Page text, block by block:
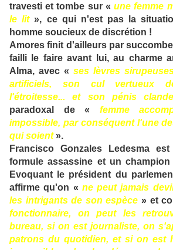
travesti et tombe sur «une femme
le lit», ce qui n'est pas la
homme soucieux de discrétion !
Amores finit d'ailleurs par
failli le faire avant lui, au charme
Alma, avec « ses lèvres
artificiels, son cul vertueux
l'étroitesse... et son pénis
paradoxal de « femme
impossible, par conséquent l'une
qui soient».
Francisco Gonzales Ledesma
formule assassine et un
Evoquant le président du
affirme qu'on « ne peut jamais
les intrigants de son espèce » et
fonctionnaire, on peut les
bureau, si on est journaliste, on
patrons du quotidien, et si on est